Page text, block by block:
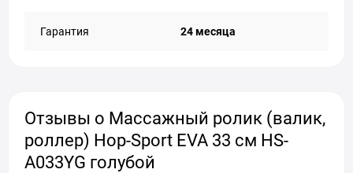
Гарантия 24 месяца
Отзывы о Массажный ролик (валик,
роллер) Hop-Sport EVA 33 см HS-
A033YG голубой